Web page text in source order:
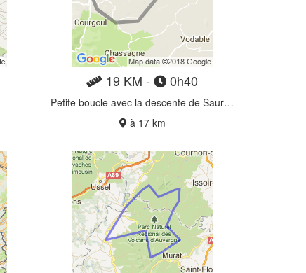
19 KM - 0h40
Petite boucle avec la descente de Saurier sur St Floret
à 17 km